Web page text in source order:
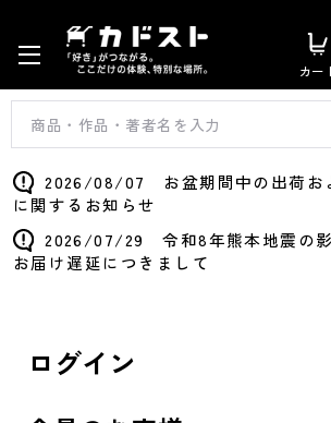
カー
2026/08/07 お盆期間中の出荷お
に関するお知らせ
2026/07/29 令和8年熊本地震の
お届け遅延につきまして
ログイン